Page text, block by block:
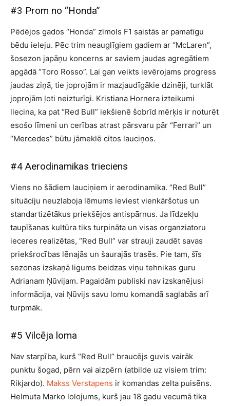
#3 Prom no “Honda”
Pēdējos gados “Honda” zīmols F1 saistās ar pamatīgu
bēdu ieleju. Pēc trim neauglīgiem gadiem ar “McLaren”,
šosezon japāņu koncerns ar saviem jaudas agregātiem
apgādā “Toro Rosso”. Lai gan veikts ievērojams progress
jaudas ziņā, tie joprojām ir mazjaudīgākie dzinēji, turklāt
joprojām ļoti neizturīgi. Kristiana Hornera izteikumi
liecina, ka pat “Red Bull” iekšienē šobrīd mērķis ir noturēt
esošo līmeni un cerības atrast pārsvaru pār “Ferrari” un
“Mercedes” būtu jāmeklē citos lauciņos.
#4 Aerodinamikas trieciens
Viens no šādiem lauciņiem ir aerodinamika. “Red Bull”
situāciju neuzlaboja lēmums ieviest vienkāršotus un
standartizētākus priekšējos antispārnus. Ja līdzekļu
taupīšanas kultūra tiks turpināta un visas organziatoru
ieceres realizētas, “Red Bull” var strauji zaudēt savas
priekšrocības lēnajās un šaurajās trasēs. Pie tam, šīs
sezonas izskaņā ligums beidzas viņu tehnikas guru
Adrianam Ņūvijam. Pagaidām publiski nav izskanējusi
informācija, vai Ņūvijs savu lomu komandā saglabās arī
turpmāk.
#5 Vilcēja loma
Nav starpība, kurš “Red Bull” braucējs guvis vairāk
punktu šogad, pērn vai aizpērn (atbilde uz visiem trim:
Rikjardo). Makss Verstapens ir komandas zelta puisēns.
Helmuta Marko lolojums, kurš jau 18 gadu vecumā tika